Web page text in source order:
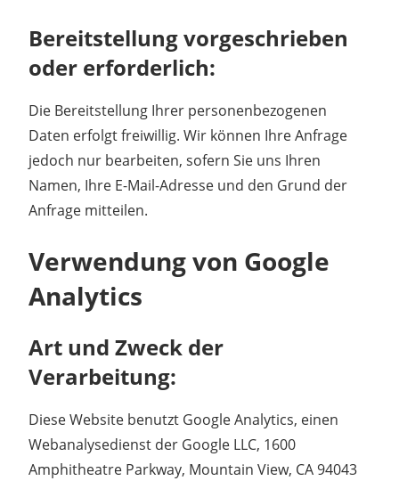
Bereitstellung vorgeschrieben
oder erforderlich:
Die Bereitstellung Ihrer personenbezogenen
Daten erfolgt freiwillig. Wir können Ihre Anfrage
jedoch nur bearbeiten, sofern Sie uns Ihren
Namen, Ihre E-Mail-Adresse und den Grund der
Anfrage mitteilen.
Verwendung von Google
Analytics
Art und Zweck der
Verarbeitung:
Diese Website benutzt Google Analytics, einen
Webanalysedienst der Google LLC, 1600
Amphitheatre Parkway, Mountain View, CA 94043